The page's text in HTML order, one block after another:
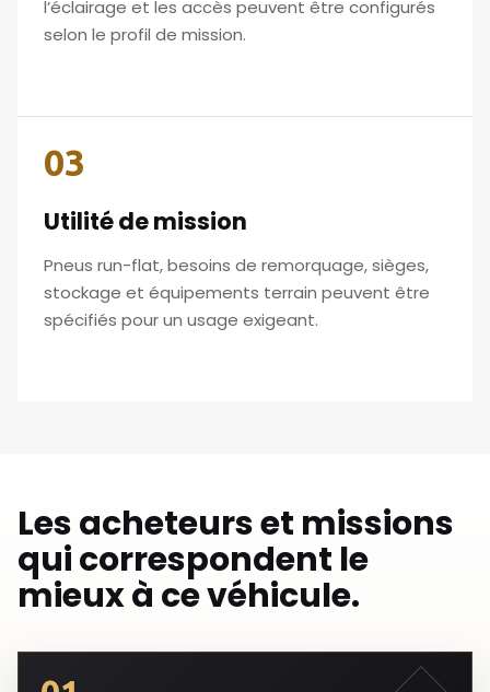
l’éclairage et les accès peuvent être configurés
selon le profil de mission.
03
Utilité de mission
Pneus run-flat, besoins de remorquage, sièges,
stockage et équipements terrain peuvent être
spécifiés pour un usage exigeant.
Les acheteurs et missions
qui correspondent le
mieux à ce véhicule.